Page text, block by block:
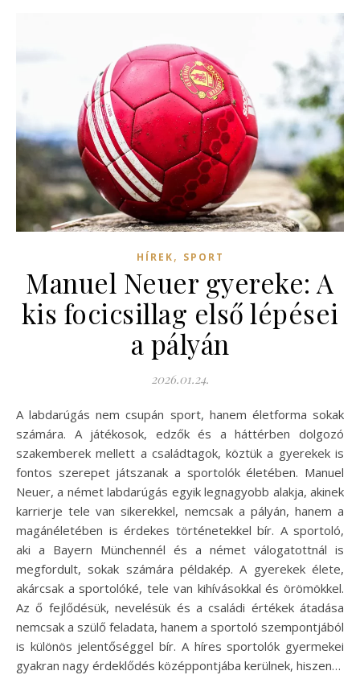
HÍREK, SPORT
Manuel Neuer gyereke: A
kis focicsillag első lépései
a pályán
2026.01.24.
A labdarúgás nem csupán sport, hanem életforma sokak
számára. A játékosok, edzők és a háttérben dolgozó
szakemberek mellett a családtagok, köztük a gyerekek is
fontos szerepet játszanak a sportolók életében. Manuel
Neuer, a német labdarúgás egyik legnagyobb alakja, akinek
karrierje tele van sikerekkel, nemcsak a pályán, hanem a
magánéletében is érdekes történetekkel bír. A sportoló,
aki a Bayern Münchennél és a német válogatottnál is
megfordult, sokak számára példakép. A gyerekek élete,
akárcsak a sportolóké, tele van kihívásokkal és örömökkel.
Az ő fejlődésük, nevelésük és a családi értékek átadása
nemcsak a szülő feladata, hanem a sportoló szempontjából
is különös jelentőséggel bír. A híres sportolók gyermekei
gyakran nagy érdeklődés középpontjába kerülnek, hiszen…